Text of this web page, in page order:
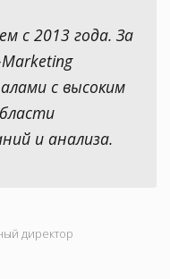
с 2013 года. За
с высоким
и анализа.
директор